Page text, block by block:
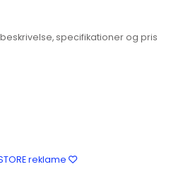
specifikationer og pris
reklame